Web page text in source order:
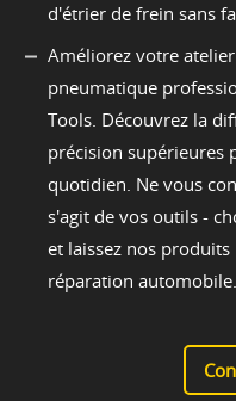
d'étrier de frein sans
Améliorez votre
pneumatique
Tools. Découvrez la
précision supérieures
quotidien. Ne vous
s'agit de vos outils -
et laissez nos
réparation automobile.